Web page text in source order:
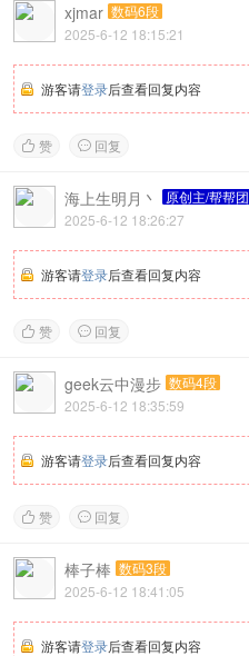
xjmar 数码6段
2025-6-12 18:15:21
游客请登录后查看回复内容
 赞  回复
海上生明月丶
原创主/帮帮团
2025-6-12 18:26:27
游客请登录后查看回复内容
 赞  回复
geek云中漫步 数码4段
2025-6-12 18:35:59
游客请登录后查看回复内容
 赞  回复
棒子棒 数码3段
2025-6-12 18:41:05
游客请登录后查看回复内容